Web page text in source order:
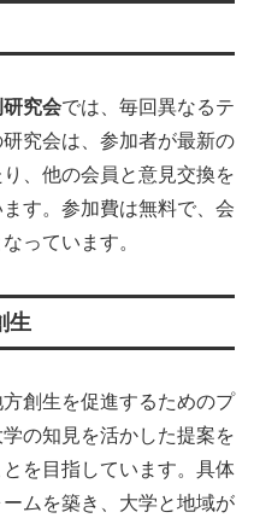
究会では、毎回異なるテ
究会は、参加者が最新の
、他の会員と意見交換を
す。参加費は無料で、会
っています。
生
創生を促進するためのプ
の知見を活かした提案を
を目指しています。具体
ムを築き、大学と地域が